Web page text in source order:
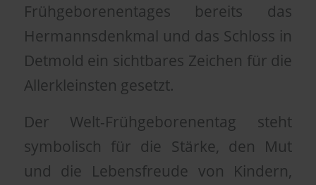
Frühgeborenentages bereits das
Hermannsdenkmal und das Schloss in
Detmold ein sichtbares Zeichen für die
Allerkleinsten gesetzt.
Der Welt-Frühgeborenentag steht
symbolisch für die Stärke, den Mut
und die Lebensfreude von Kindern,